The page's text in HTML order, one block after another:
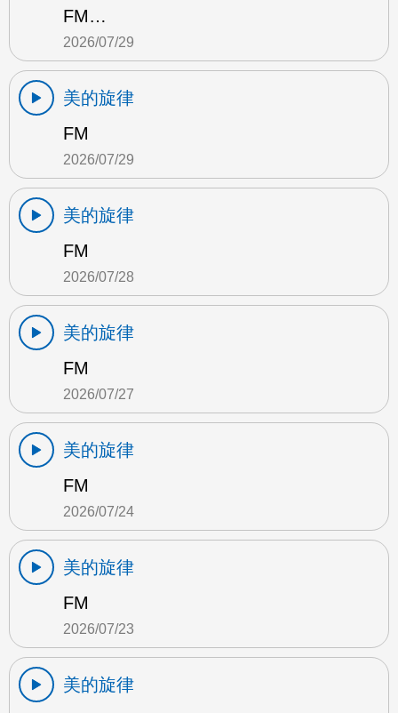
FM…
2026/07/29
美的旋律
FM
2026/07/29
美的旋律
FM
2026/07/28
美的旋律
FM
2026/07/27
美的旋律
FM
2026/07/24
美的旋律
FM
2026/07/23
美的旋律